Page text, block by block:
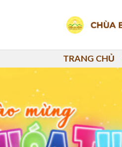
TRANG CHỦ